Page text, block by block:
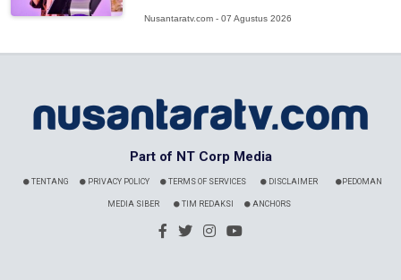
Nusantaratv.com - 07 Agustus 2026
Part of NT Corp Media
TENTANG PRIVACY POLICY TERMS OF SERVICES DISCLAIMER PEDOMAN
MEDIA SIBER TIM REDAKSI ANCHORS